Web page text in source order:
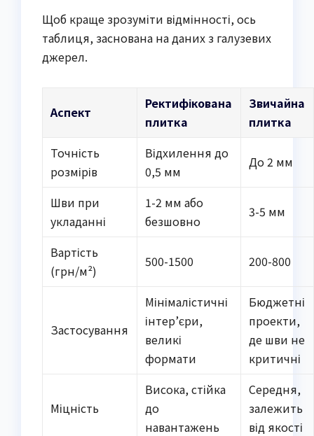
Щоб краще зрозуміти відмінності, ось
таблиця, заснована на даних з галузевих
джерел.
Аспект
Ректифікована
плитка
Звичайна
плитка
Точність
розмірів
Відхилення до
0,5 мм
До 2 мм
Шви при
укладанні
1-2 мм або
безшовно
3-5 мм
Вартість
(грн/м²)
500-1500 200-800
Застосування
Мінімалістичні
інтер’єри,
великі
формати
Бюджетні
проекти,
де шви не
критичні
Міцність
Висока, стійка
до
навантажень
Середня,
залежить
від якості